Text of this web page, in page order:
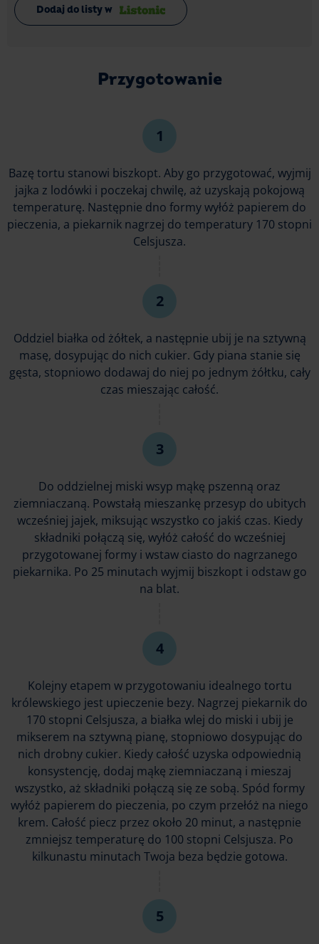
Dodaj do listy w
Przygotowanie
Bazę tortu stanowi biszkopt. Aby go przygotować, wyjmij
jajka z lodówki i poczekaj chwilę, aż uzyskają pokojową
temperaturę. Następnie dno formy wyłóż papierem do
pieczenia, a piekarnik nagrzej do temperatury 170 stopni
Celsjusza.
Oddziel białka od żółtek, a następnie ubij je na sztywną
masę, dosypując do nich cukier. Gdy piana stanie się
gęsta, stopniowo dodawaj do niej po jednym żółtku, cały
czas mieszając całość.
Do oddzielnej miski wsyp mąkę pszenną oraz
ziemniaczaną. Powstałą mieszankę przesyp do ubitych
wcześniej jajek, miksując wszystko co jakiś czas. Kiedy
składniki połączą się, wyłóż całość do wcześniej
przygotowanej formy i wstaw ciasto do nagrzanego
piekarnika. Po 25 minutach wyjmij biszkopt i odstaw go
na blat.
Kolejny etapem w przygotowaniu idealnego tortu
królewskiego jest upieczenie bezy. Nagrzej piekarnik do
170 stopni Celsjusza, a białka wlej do miski i ubij je
mikserem na sztywną pianę, stopniowo dosypując do
nich drobny cukier. Kiedy całość uzyska odpowiednią
konsystencję, dodaj mąkę ziemniaczaną i mieszaj
wszystko, aż składniki połączą się ze sobą. Spód formy
wyłóż papierem do pieczenia, po czym przełóż na niego
krem. Całość piecz przez około 20 minut, a następnie
zmniejsz temperaturę do 100 stopni Celsjusza. Po
kilkunastu minutach Twoja beza będzie gotowa.